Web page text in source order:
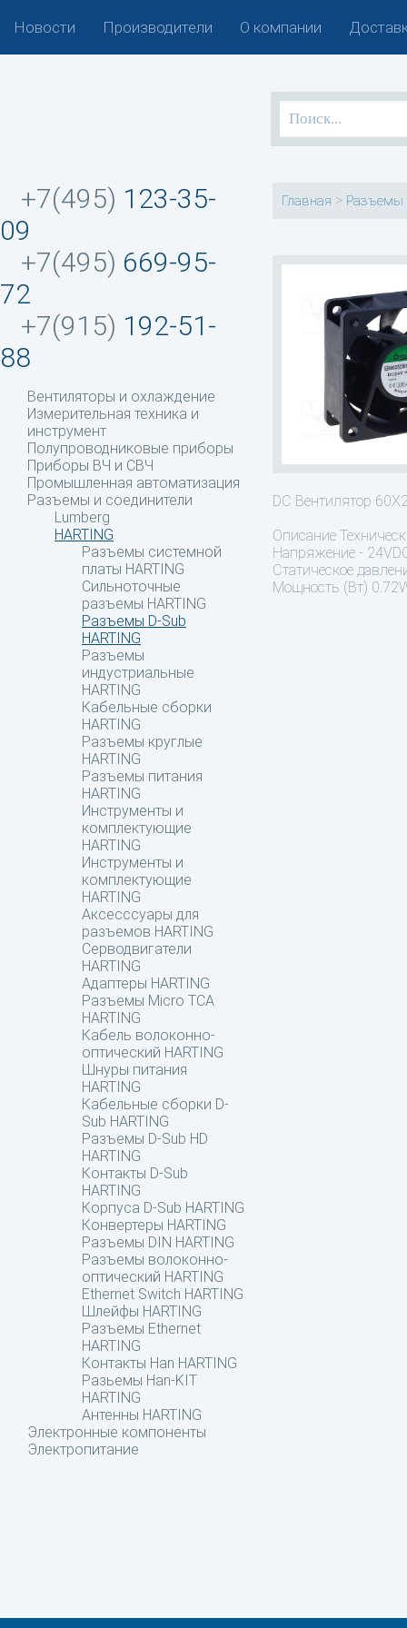
Новости Производители О компании
+7(495) 123-35-
09
+7(495) 669-95-
72
+7(915) 192-51-
88
Вентиляторы и охлаждение
Измерительная техника и
инструмент
Полупроводниковые приборы
Приборы ВЧ и СВЧ
Промышленная автоматизация
Разъемы и соединители
Lumberg
HARTING
Разъемы системной
платы HARTING
Сильноточные
разъемы HARTING
Разъемы D-Sub
HARTING
Разъемы
индустриальные
HARTING
Кабельные сборки
HARTING
Разъемы круглые
HARTING
Разъемы питания
HARTING
Инструменты и
комплектующие
HARTING
Инструменты и
комплектующие
HARTING
Аксесссуары для
разъемов HARTING
Серводвигатели
HARTING
Адаптеры HARTING
Разъемы Micro TCA
HARTING
Кабель волоконно-
оптический HARTING
Шнуры питания
HARTING
Кабельные сборки D-
Sub HARTING
Разъемы D-Sub HD
HARTING
Контакты D-Sub
HARTING
Корпуса D-Sub HARTING
Конвертеры HARTING
Разъемы DIN HARTING
Разъемы волоконно-
оптический HARTING
Ethernet Switch HARTING
Шлейфы HARTING
Разъемы Ethernet
HARTING
Контакты Han HARTING
Разьемы Han-KIT
HARTING
Антенны HARTING
Электронные компоненты
Электропитание
Главная > Разъемы
DC Вентилятор
Описание
Напряжение -
Статическое
Мощность (Вт)